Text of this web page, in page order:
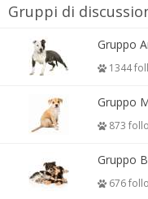
Gruppi di
1344
Gruppo
873
Gruppo
676